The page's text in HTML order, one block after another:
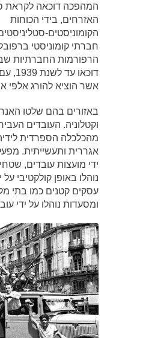
המהפכה דוכאה לקראת
האזרחים, בידי הכוחות
הקומוניסטים-
חברתי קומוניסטי
הרפורמות החברתיות
דוכאו
אשר הוציא להורג אלפי
באזורים בהם שלטו
וקטלוניה. העובדים
מהכלכלה הספרדית
אגררית ותעשייתית.
ידי מועצות עובדים,
נוהלו באופן קולקטיבי על
עסקים קטנים כמו בתי
ומסעדות נוהלו על ידי